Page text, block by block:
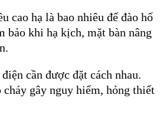
cao hạ là bao nhiêu để đào hố
bảo khi hạ kịch, mặt bàn nâng
cần được đặt cách nhau.
gây nguy hiểm, hỏng thiết